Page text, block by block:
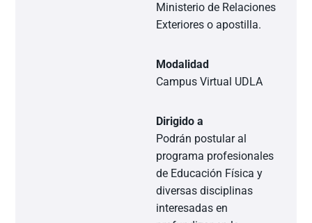
Ministerio de Relaciones
Exteriores o apostilla.
Modalidad
Campus Virtual UDLA
Dirigido a
Podrán postular al
programa profesionales
de Educación Física y
diversas disciplinas
interesadas en